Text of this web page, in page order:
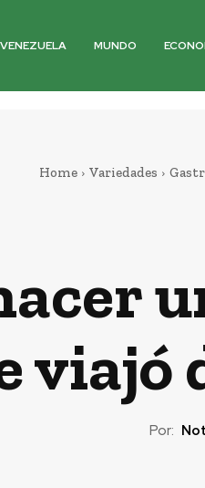
VENEZUELA MUNDO
Home Variedades
viajó
Por: